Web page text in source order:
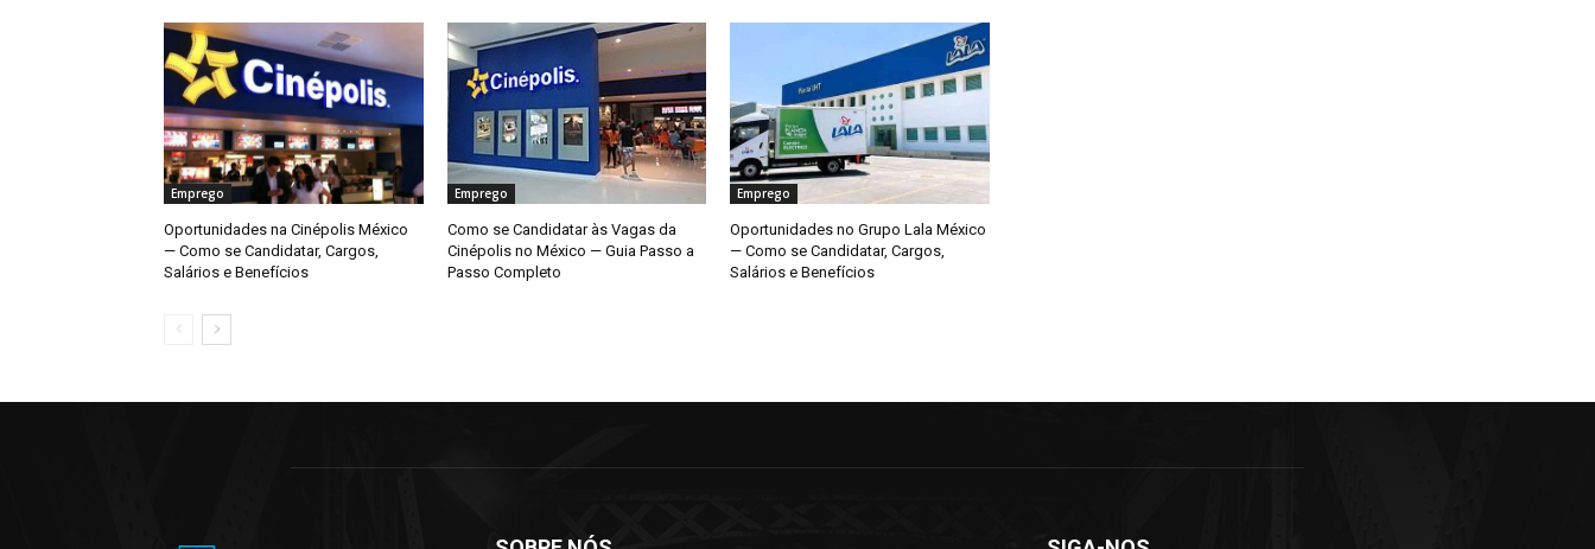
Emprego
Oportunidades na Cinépolis México
— Como se Candidatar, Cargos,
Salários e Benefícios
Emprego
Como se Candidatar às Vagas da
Cinépolis no México — Guia Passo a
Passo Completo
Emprego
Oportunidades no Grupo Lala México
— Como se Candidatar, Cargos,
Salários e Benefícios